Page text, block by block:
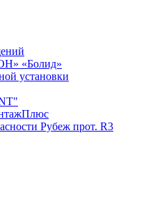
«Болид»
установки
Рубеж прот. R3